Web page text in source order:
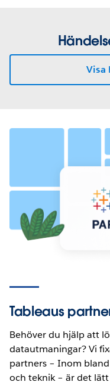
Visa
Tableaus
Behöver du hjälp att
datautmaningar? Vi
partners – Inom
och teknik – är det